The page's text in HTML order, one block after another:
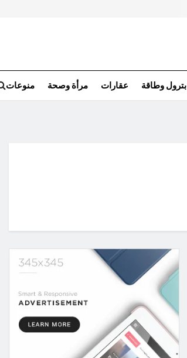
بترول وطاقة عقارات مرأة وصحة منوعات